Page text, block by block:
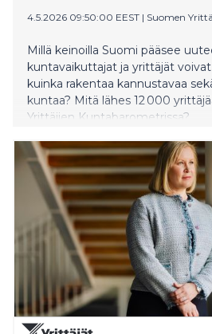
4.5.2026 09:50:00 EEST | Suomen
Millä keinoilla Suomi pääsee
kuntavaikuttajat ja yrittäjät
kuinka rakentaa kannustavaa
kuntaa? Mitä lähes 12 000
Yrittäjien Kuntabarometrissa?